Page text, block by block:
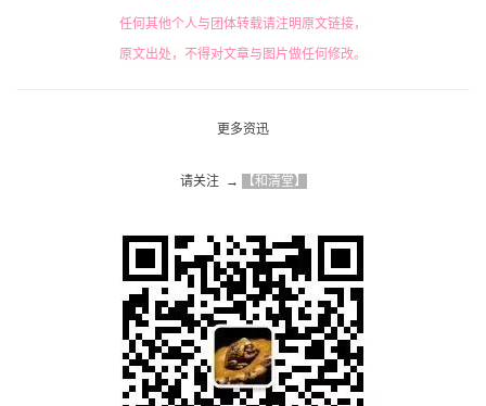
任何其他个人与团体转载请注明原文链接，
原文出处，不得对文章与图片做任何修改。
更多资迅
请关注  → 【和清堂】